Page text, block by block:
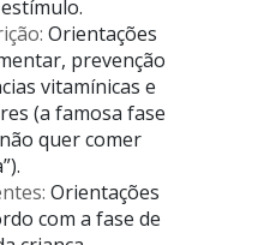
Orientações
prevenção
vitamínicas e
(a famosa fase
quer comer
Orientações
com a fase de